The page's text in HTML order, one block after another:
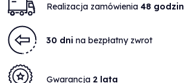
Realizacja zamówienia 48 godzin
30 dni na bezpłatny zwrot
Gwarancja 2 lata